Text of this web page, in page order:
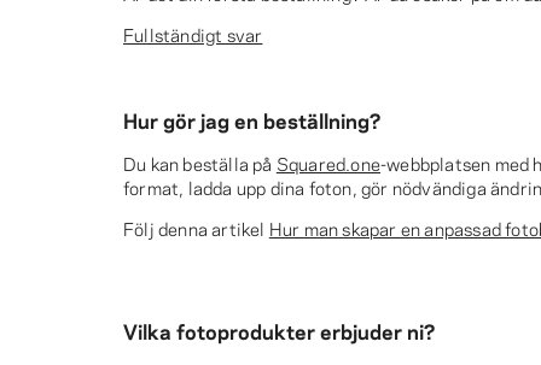
Fullständigt svar
Hur gör jag en beställning?
Du kan beställa på Squared.one-webbplatsen med
format, ladda upp dina foton, gör nödvändiga
Följ denna artikel Hur man skapar en anpassad
Vilka fotoprodukter erbjuder ni?